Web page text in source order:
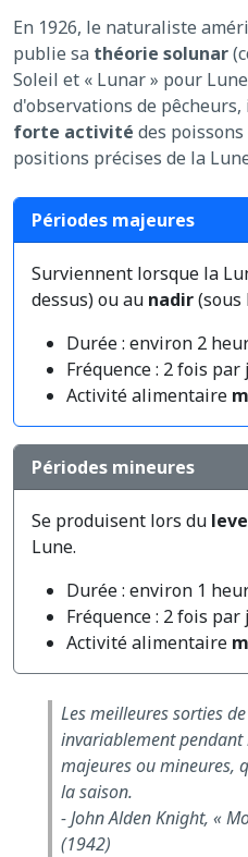
En 1926, le naturaliste
publie sa théorie solunar
Soleil et « Lunar » pour
d'observations de
forte activité des
positions précises de la
Périodes majeures
Surviennent lorsque la
dessus) ou au nadir(sous
Durée : environ 2
Fréquence : 2 fois par
Activité alimentaire
Périodes mineures
Se produisent lors du
Lune.
Durée : environ 1
Fréquence : 2 fois par
Activité alimentaire
Les meilleures sorties
invariablement pendant
majeures ou mineures,
la saison.
-John Alden Knight, «
(1942)